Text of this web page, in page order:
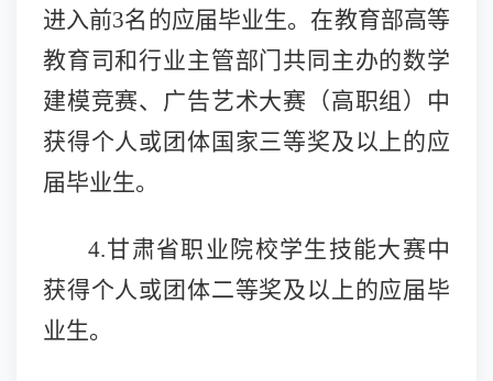
进入前3名的应届毕业生。在教育部高等
教育司和行业主管部门共同主办的数学
建模竞赛、广告艺术大赛（高职组）中
获得个人或团体国家三等奖及以上的应
届毕业生。
4.甘肃省职业院校学生技能大赛中
获得个人或团体二等奖及以上的应届毕
业生。